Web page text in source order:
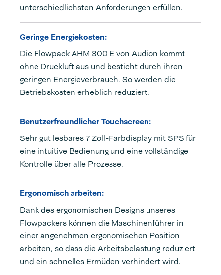
unterschiedlichsten Anforderungen erfüllen.
Geringe Energiekosten:
Die Flowpack AHM 300 E von Audion kommt
ohne Druckluft aus und besticht durch ihren
geringen Energieverbrauch. So werden die
Betriebskosten erheblich reduziert.
Benutzerfreundlicher Touchscreen:
Sehr gut lesbares 7 Zoll-Farbdisplay mit SPS für
eine intuitive Bedienung und eine vollständige
Kontrolle über alle Prozesse.
Ergonomisch arbeiten:
Dank des ergonomischen Designs unseres
Flowpackers können die Maschinenführer in
einer angenehmen ergonomischen Position
arbeiten, so dass die Arbeitsbelastung reduziert
und ein schnelles Ermüden verhindert wird.